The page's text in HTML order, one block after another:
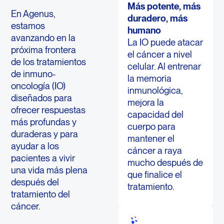
En Agenus,
estamos
avanzando en la
próxima frontera
de los tratamientos
de inmuno-
oncología (IO)
diseñados para
ofrecer respuestas
más profundas y
duraderas y para
ayudar a los
pacientes a vivir
una vida más plena
después del
tratamiento del
cáncer.
Más potente, más
duradero, más
humano
La IO puede atacar
el cáncer a nivel
celular. Al entrenar
la memoria
inmunológica,
mejora la
capacidad del
cuerpo para
mantener el
cáncer a raya
mucho después de
que finalice el
tratamiento.